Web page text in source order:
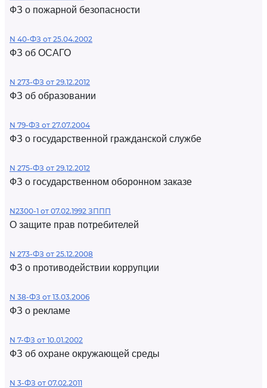
ФЗ о пожарной безопасности
N 40-ФЗ от 25.04.2002
ФЗ об ОСАГО
N 273-ФЗ от 29.12.2012
ФЗ об образовании
N 79-ФЗ от 27.07.2004
ФЗ о государственной гражданской службе
N 275-ФЗ от 29.12.2012
ФЗ о государственном оборонном заказе
N2300-1 от 07.02.1992 ЗППП
О защите прав потребителей
N 273-ФЗ от 25.12.2008
ФЗ о противодействии коррупции
N 38-ФЗ от 13.03.2006
ФЗ о рекламе
N 7-ФЗ от 10.01.2002
ФЗ об охране окружающей среды
N 3-ФЗ от 07.02.2011